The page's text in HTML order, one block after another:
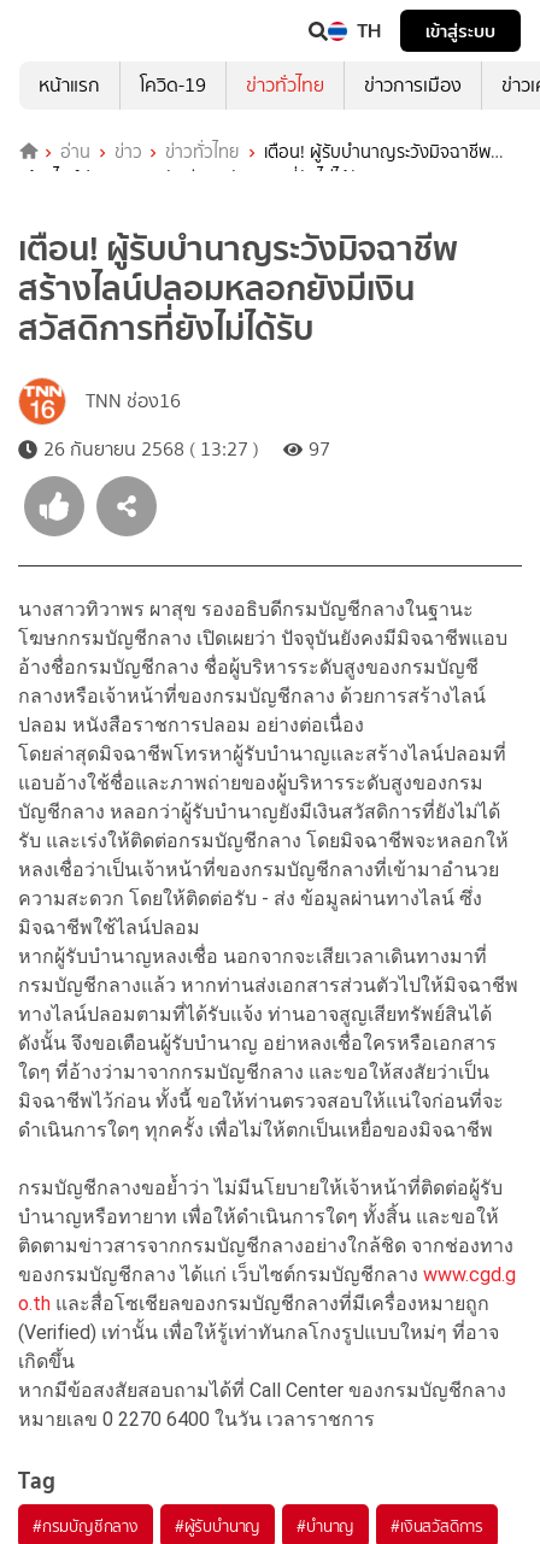
TH
เข้าสู่ระบบ
หน้าแรก
โควิด-19 ข่าวทั่วไทย ข่าวการเมือง ข่าว
อ่าน ข่าว ข่าวทั่วไทย
เตือน! ผู้รับบำนาญระวังมิจฉาชีพ
สร้างไลน์ปลอมหลอกยังมีเงินสวัสดิการที่ยังไม่ได้รับ
เตือน! ผู้รับบำนาญระวังมิจฉาชีพ
สร้างไลน์ปลอมหลอกยังมีเงิน
สวัสดิการที่ยังไม่ได้รับ
TNN ช่อง16
26 กันยายน 2568 ( 13:27 )
97
นางสาวทิวาพร ผาสุข รองอธิบดีกรมบัญชีกลางในฐานะ
โฆษกกรมบัญชีกลาง เปิดเผยว่า ปัจจุบันยังคงมีมิจฉาชีพแอบ
อ้างชื่อกรมบัญชีกลาง ชื่อผู้บริหารระดับสูงของกรมบัญชี
กลางหรือเจ้าหน้าที่ของกรมบัญชีกลาง ด้วยการสร้างไลน์
ปลอม หนังสือราชการปลอม อย่างต่อเนื่อง
โดยล่าสุดมิจฉาชีพโทรหาผู้รับบำนาญและสร้างไลน์ปลอมที่
แอบอ้างใช้ชื่อและภาพถ่ายของผู้บริหารระดับสูงของกรม
บัญชีกลาง หลอกว่าผู้รับบำนาญยังมีเงินสวัสดิการที่ยังไม่ได้
รับ และเร่งให้ติดต่อกรมบัญชีกลาง โดยมิจฉาชีพจะหลอกให้
หลงเชื่อว่าเป็นเจ้าหน้าที่ของกรมบัญชีกลางที่เข้ามาอำนวย
ความสะดวก โดยให้ติดต่อรับ - ส่ง ข้อมูลผ่านทางไลน์ ซึ่ง
มิจฉาชีพใช้ไลน์ปลอม
หากผู้รับบำนาญหลงเชื่อ นอกจากจะเสียเวลาเดินทางมาที่
กรมบัญชีกลางแล้ว หากท่านส่งเอกสารส่วนตัวไปให้มิจฉาชีพ
ทางไลน์ปลอมตามที่ได้รับแจ้ง ท่านอาจสูญเสียทรัพย์สินได้
ดังนั้น จึงขอเตือนผู้รับบำนาญ อย่าหลงเชื่อใครหรือเอกสาร
ใดๆ ที่อ้างว่ามาจากกรมบัญชีกลาง และขอให้สงสัยว่าเป็น
มิจฉาชีพไว้ก่อน ทั้งนี้ ขอให้ท่านตรวจสอบให้แน่ใจก่อนที่จะ
ดำเนินการใดๆ ทุกครั้ง เพื่อไม่ให้ตกเป็นเหยื่อของมิจฉาชีพ
กรมบัญชีกลางขอย้ำว่า ไม่มีนโยบายให้เจ้าหน้าที่ติดต่อผู้รับ
บำนาญหรือทายาท เพื่อให้ดำเนินการใดๆ ทั้งสิ้น และขอให้
ติดตามข่าวสารจากกรมบัญชีกลางอย่างใกล้ชิด จากช่องทาง
ของกรมบัญชีกลาง ได้แก่ เว็บไซต์กรมบัญชีกลาง www.cgd.g
o.th และสื่อโซเชียลของกรมบัญชีกลางที่มีเครื่องหมายถูก
(Verified) เท่านั้น เพื่อให้รู้เท่าทันกลโกงรูปแบบใหม่ๆ ที่อาจ
เกิดขึ้น
หากมีข้อสงสัยสอบถามได้ที่ Call Center ของกรมบัญชีกลาง
หมายเลข 0 2270 6400 ในวัน เวลาราชการ
Tag
#กรมบัญชีกลาง #ผู้รับบำนาญ #บำนาญ #เงินสวัสดิการ